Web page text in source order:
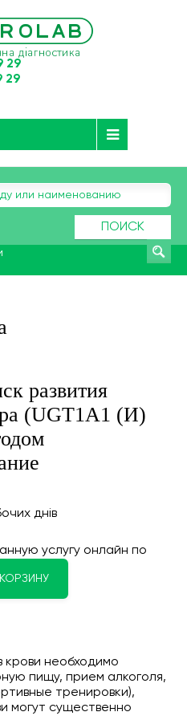
29
29
ПОИСК
развития
(UGT1A1 (И)
днів
услугу онлайн по
крови необходимо
пищу, прием алкоголя,
тренировки),
могут существенно